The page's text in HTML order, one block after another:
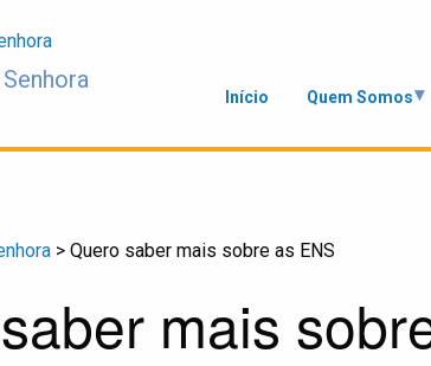
Início Quem Somos
> Quero saber mais sobre as ENS
mais